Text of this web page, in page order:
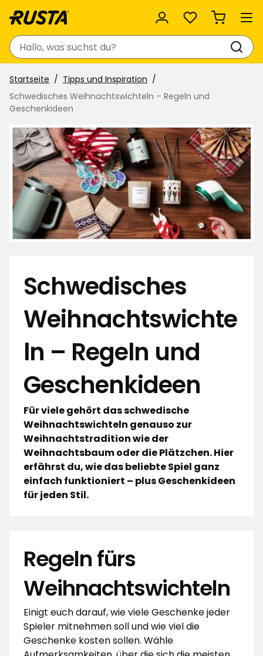
Favoriten
Suchen
Startseite
Tipps und Inspiration
Schwedisches Weihnachtswichteln – Regeln und
Geschenkideen
Schwedisches
Weihnachtswichte
ln – Regeln und
Geschenkideen
Für viele gehört das schwedische
Weihnachtswichteln genauso zur
Weihnachtstradition wie der
Weihnachtsbaum oder die Plätzchen. Hier
erfährst du, wie das beliebte Spiel ganz
einfach funktioniert – plus Geschenkideen
für jeden Stil.
Regeln fürs
Weihnachtswichteln
Einigt euch darauf, wie viele Geschenke jeder
Spieler mitnehmen soll und wie viel die
Geschenke kosten sollen. Wähle